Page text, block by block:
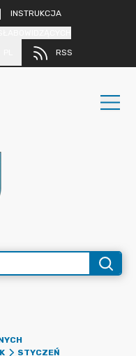
INSTRUKCJA
RSS
STYCZEŃ